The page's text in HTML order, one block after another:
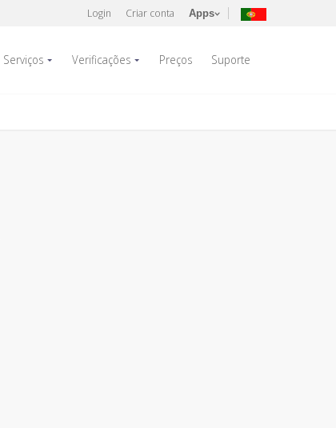
Login Criar conta Apps
Serviços Verificações Preços Suporte